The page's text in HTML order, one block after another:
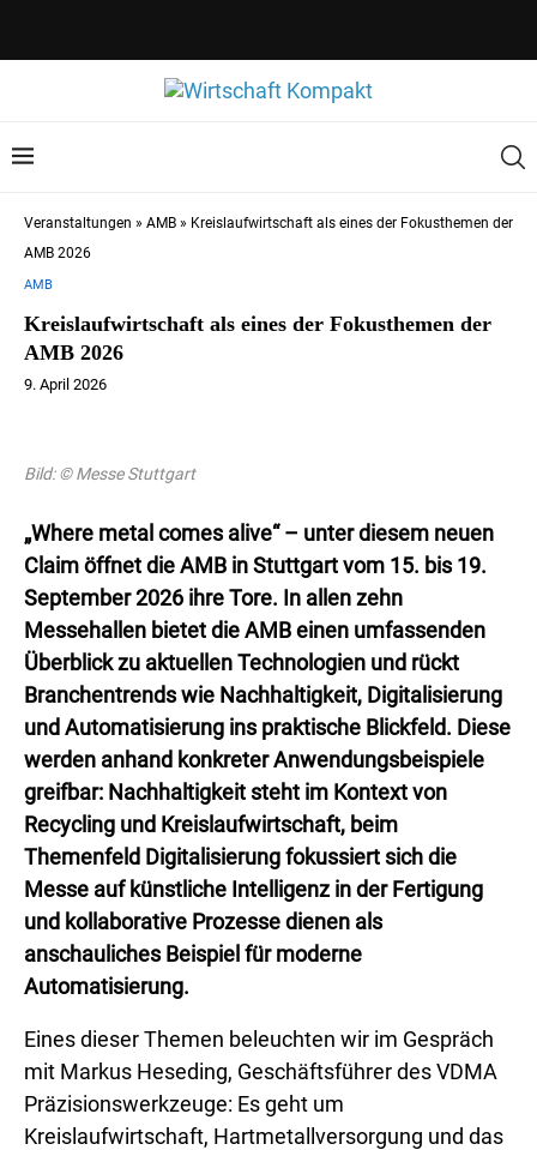
Veranstaltungen » AMB » Kreislaufwirtschaft als eines der Fokusthemen der
AMB 2026
AMB
Kreislaufwirtschaft als eines der Fokusthemen der
AMB 2026
9. April 2026
Bild: © Messe Stuttgart
„Where metal comes alive“ – unter diesem neuen
Claim öffnet die AMB in Stuttgart vom 15. bis 19.
September 2026 ihre Tore. In allen zehn
Messehallen bietet die AMB einen umfassenden
Überblick zu aktuellen Technologien und rückt
Branchentrends wie Nachhaltigkeit, Digitalisierung
und Automatisierung ins praktische Blickfeld. Diese
werden anhand konkreter Anwendungsbeispiele
greifbar: Nachhaltigkeit steht im Kontext von
Recycling und Kreislaufwirtschaft, beim
Themenfeld Digitalisierung fokussiert sich die
Messe auf künstliche Intelligenz in der Fertigung
und kollaborative Prozesse dienen als
anschauliches Beispiel für moderne
Automatisierung.
Eines dieser Themen beleuchten wir im Gespräch
mit Markus Heseding, Geschäftsführer des VDMA
Präzisionswerkzeuge: Es geht um
Kreislaufwirtschaft, Hartmetallversorgung und das